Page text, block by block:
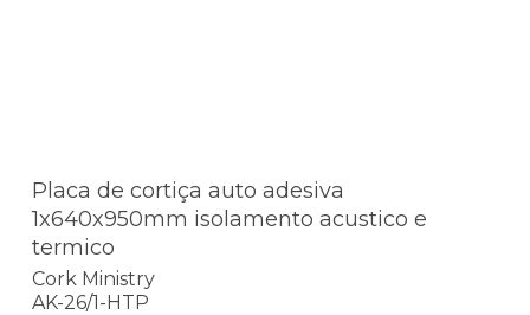
Placa de cortiça auto adesiva
1x640x950mm isolamento acustico e
termico
Cork Ministry
AK-26/1-HTP